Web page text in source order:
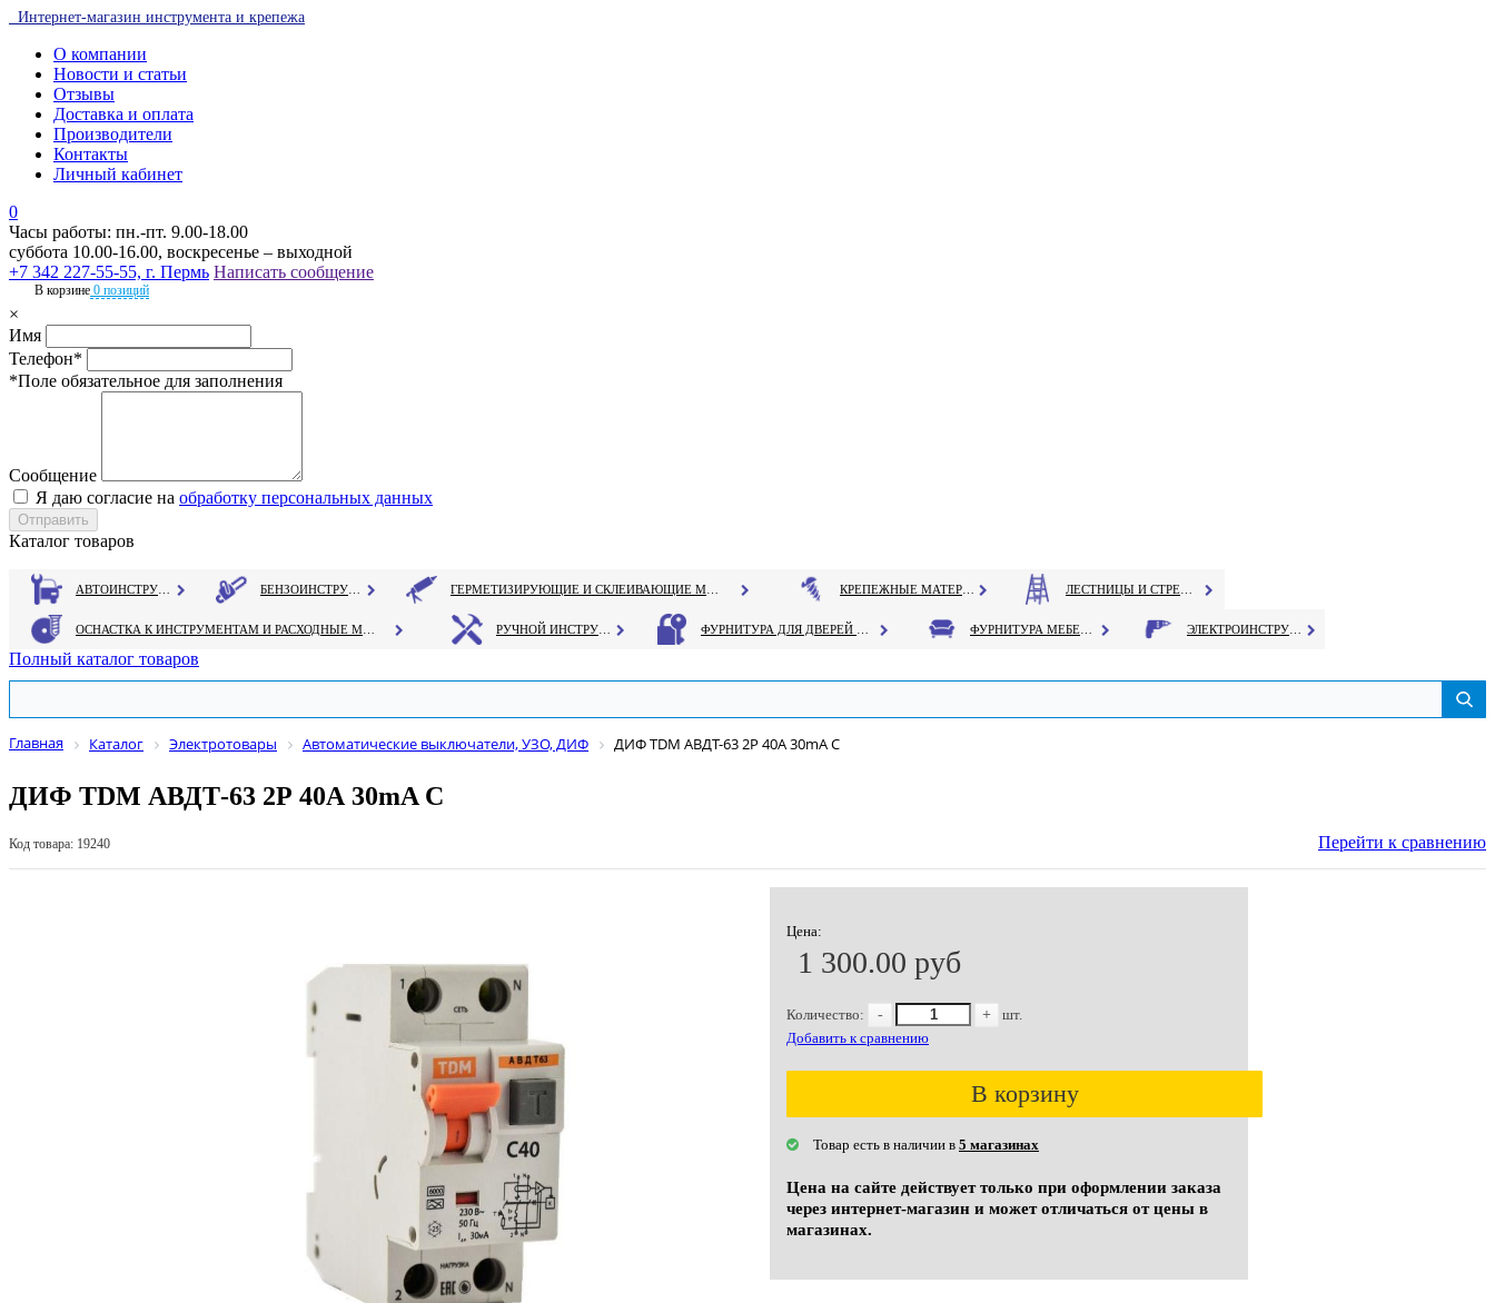
Интернет-магазин инструмента и крепежа
О компании
Новости и статьи
Отзывы
Доставка и оплата
Производители
Контакты
Личный кабинет
0
Часы работы: пн.-пт. 9.00-18.00
суббота 10.00-16.00, воскресенье – выходной
+7 342 227-55-55, г. Пермь Написать сообщение
В корзине 0 позиций
×
Имя
Телефон*
*Поле обязательное для заполнения
Сообщение
Я даю согласие на обработку персональных данных
Каталог товаров
Полный каталог товаров
Главная Каталог Электротовары Автоматические выключатели, УЗО, ДИФ ДИФ TDM АВДТ-63 2Р 40А 30mA С
ДИФ TDM АВДТ-63 2Р 40А 30mA С
Код товара: 19240 Перейти к сравнению
Цена:
1 300.00 руб
Количество: - +
шт.
Добавить к сравнению
В корзину
Товар есть в наличии в 5 магазинах
Цена на сайте действует только при оформлении заказа
через интернет-магазин и может отличаться от цены в
магазинах.